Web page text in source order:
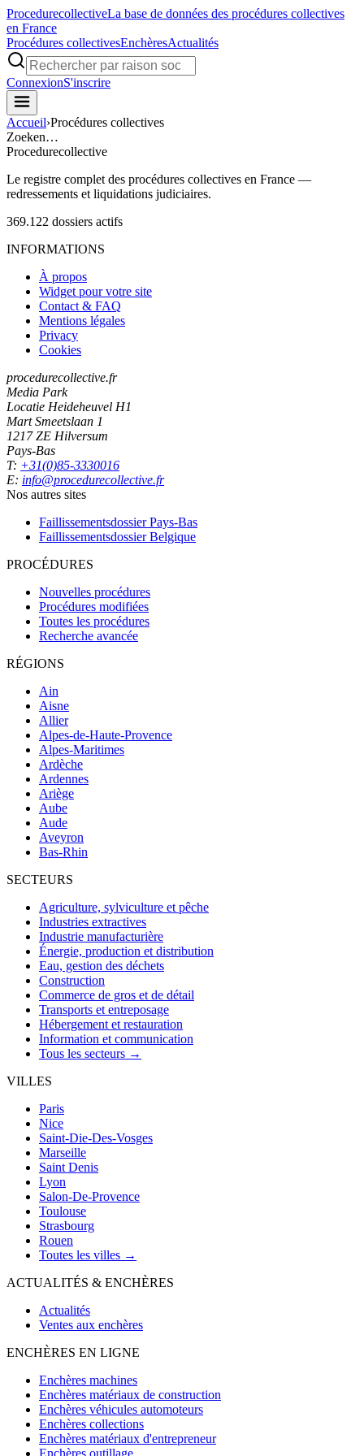
ProcedurecollectiveLa base de données des procédures collectives
en France
Procédures collectivesEnchèresActualités
ConnexionS'inscrire
Accueil›Procédures collectives
Zoeken…
Procedurecollective
Le registre complet des procédures collectives en France —
redressements et liquidations judiciaires.
369.122 dossiers actifs
INFORMATIONS
À propos
Widget pour votre site
Contact & FAQ
Mentions légales
Privacy
Cookies
procedurecollective.fr
Media Park
Locatie Heideheuvel H1
Mart Smeetslaan 1
1217 ZE Hilversum
Pays-Bas
T: +31(0)85-3330016
E: info@procedurecollective.fr
Nos autres sites
Faillissementsdossier Pays-Bas
Faillissementsdossier Belgique
PROCÉDURES
Nouvelles procédures
Procédures modifiées
Toutes les procédures
Recherche avancée
RÉGIONS
Ain
Aisne
Allier
Alpes-de-Haute-Provence
Alpes-Maritimes
Ardèche
Ardennes
Ariège
Aube
Aude
Aveyron
Bas-Rhin
SECTEURS
Agriculture, sylviculture et pêche
Industries extractives
Industrie manufacturière
Énergie, production et distribution
Eau, gestion des déchets
Construction
Commerce de gros et de détail
Transports et entreposage
Hébergement et restauration
Information et communication
Tous les secteurs →
VILLES
Paris
Nice
Saint-Die-Des-Vosges
Marseille
Saint Denis
Lyon
Salon-De-Provence
Toulouse
Strasbourg
Rouen
Toutes les villes →
ACTUALITÉS & ENCHÈRES
Actualités
Ventes aux enchères
ENCHÈRES EN LIGNE
Enchères machines
Enchères matériaux de construction
Enchères véhicules automoteurs
Enchères collections
Enchères matériaux d'entrepreneur
Enchères outillage